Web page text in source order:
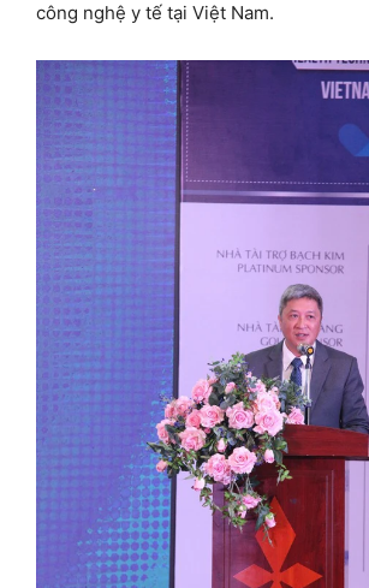
công nghệ y tế tại Việt Nam.